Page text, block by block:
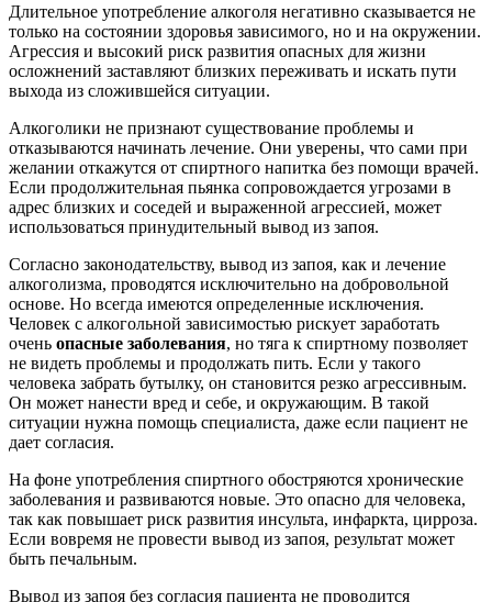
Длительное употребление алкоголя негативно сказывается не
только на состоянии здоровья зависимого, но и на окружении.
Агрессия и высокий риск развития опасных для жизни
осложнений заставляют близких переживать и искать пути
выхода из сложившейся ситуации.
Алкоголики не признают существование проблемы и
отказываются начинать лечение. Они уверены, что сами при
желании откажутся от спиртного напитка без помощи врачей.
Если продолжительная пьянка сопровождается угрозами в
адрес близких и соседей и выраженной агрессией, может
использоваться принудительный вывод из запоя.
Согласно законодательству, вывод из запоя, как и лечение
алкоголизма, проводятся исключительно на добровольной
основе. Но всегда имеются определенные исключения.
Человек с алкогольной зависимостью рискует заработать
очень опасные заболевания, но тяга к спиртному позволяет
не видеть проблемы и продолжать пить. Если у такого
человека забрать бутылку, он становится резко агрессивным.
Он может нанести вред и себе, и окружающим. В такой
ситуации нужна помощь специалиста, даже если пациент не
дает согласия.
На фоне употребления спиртного обостряются хронические
заболевания и развиваются новые. Это опасно для человека,
так как повышает риск развития инсульта, инфаркта, цирроза.
Если вовремя не провести вывод из запоя, результат может
быть печальным.
Вывод из запоя без согласия пациента не проводится